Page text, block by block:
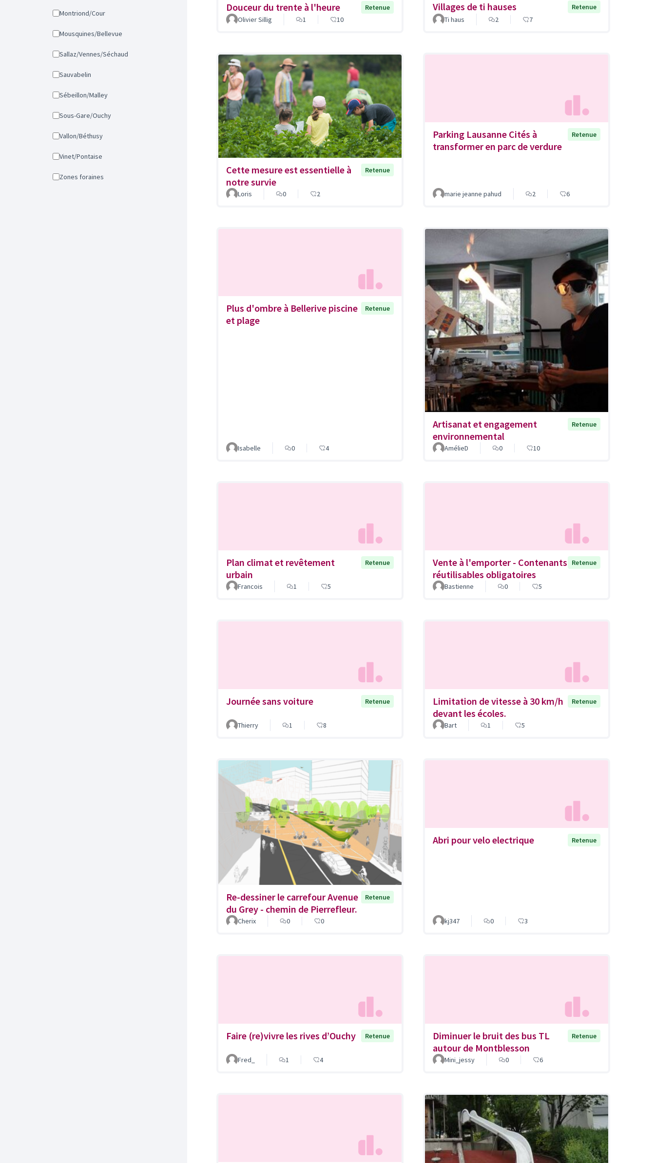
Montriond/Cour
Mousquines/Bellevue
Sallaz/Vennes/Séchaud
Sauvabelin
Sébeillon/Malley
Sous-Gare/Ouchy
Vallon/Béthusy
Vinet/Pontaise
Zones foraines
Douceur du trente à l'heure
Retenue
Olivier Sillig
1 10
Villages de ti hauses
Retenue
Ti haus
2 7
Cette mesure est essentielle à
notre survie
Retenue
Loris 0 2
Parking Lausanne Cités à
transformer en parc de verdure
Retenue
marie jeanne pahud 2 6
Plus d'ombre à Bellerive piscine
et plage
Retenue
Isabelle 0 4
Artisanat et engagement
environnemental
Retenue
AmélieD 0 10
Plan climat et revêtement
urbain
Retenue
Francois 1 5
Vente à l'emporter - Contenants
réutilisables obligatoires
Retenue
Bastienne 0 5
Journée sans voiture Retenue
Thierry 1 8
Limitation de vitesse à 30 km/h
devant les écoles.
Retenue
Bart 1 5
Re-dessiner le carrefour Avenue
du Grey - chemin de Pierrefleur.
Retenue
Cherix 0 0
Abri pour velo electrique Retenue
kj347 0 3
Faire (re)vivre les rives d’Ouchy Retenue
Fred_ 1 4
Diminuer le bruit des bus TL
autour de Montblesson
Retenue
Mini_jessy 0 6